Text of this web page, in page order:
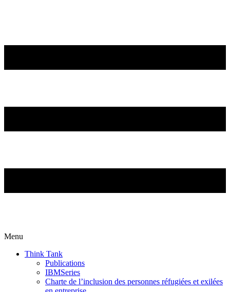
Menu
Think Tank
Publications
IBMSeries
Charte de l’inclusion des personnes réfugiées et exilées